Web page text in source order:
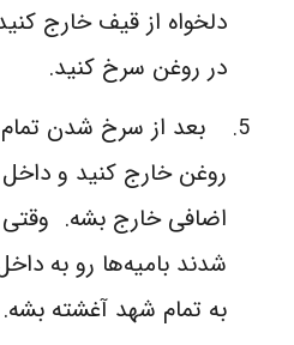
دلخواه از قیف خارج
در روغن سرخ کنید.
بعد از سرخ شدن تمام
روغن خارج کنید و
اضافی خارج بشه.
شدند بامیه‌ها رو به
به تمام شهد آغشته بشه.